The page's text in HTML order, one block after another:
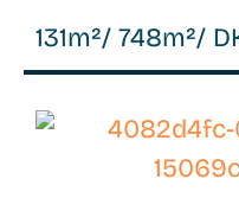
131m²/ 748m²/
WB-